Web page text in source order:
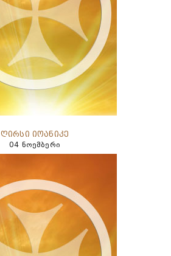
ღირსი იოანიკე
04 ნოემბერი